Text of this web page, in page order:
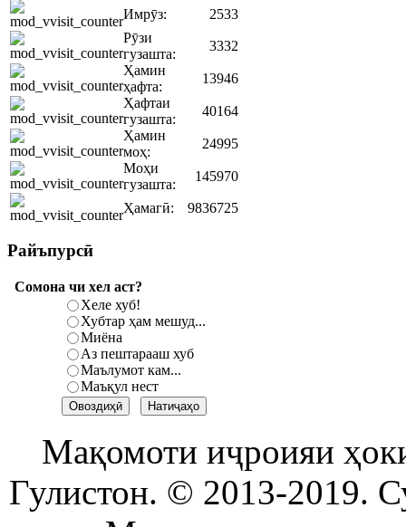
Имрӯз:
2533
Рӯзи
гузашта:
3332
Ҳамин
ҳафта:
13946
Ҳафтаи
гузашта:
40164
Ҳамин
моҳ:
24995
Моҳи
гузашта:
145970
Ҳамагӣ: 9836725
Райъпурсӣ
Сомона чи хел аст?
Хеле хуб!
Хубтар ҳам мешуд...
Миёна
Аз пештарааш хуб
Маълумот кам...
Маъқул нест
Мақомоти иҷроияи
Гулистон. © 2013-2019.